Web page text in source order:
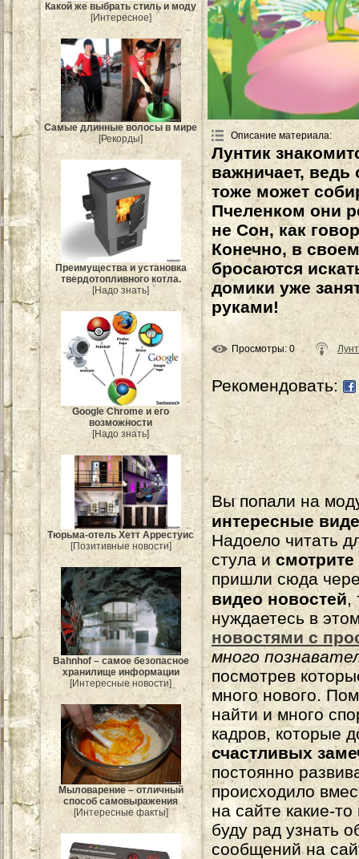
Какой же выбрать стиль и моду
[Интересное]
Самые длинные волосы в мире
[Рекорды]
Преимущества и установка
твердотопливного котла.
[Надо знать]
Google Chrome и его
возможности
[Надо знать]
Тюрьма-отель Хетт Аррестуис
[Позитивные новости]
Bahnhof – самое безопасное
хранилище информации
[Интересные новости]
Мыловарение – отличный
способ самовыражения
[Интересные факты]
Описание материала:
Лунтик
важничает, ведь
тоже может
Пчеленком они
не Сон, как
Конечно, в
бросаются
домики уже
руками!
Просмотры: 0
Рекомендовать:
Вы попали на
интересные
Надоело читать
стула и
пришли сюда
видео новостей,
нуждаетесь в
новостями с
много
посмотрев
много нового.
найти и много
кадров, которые
счастливых
постоянно
происходило
на сайте какие-
буду рад узнать
сообщений на